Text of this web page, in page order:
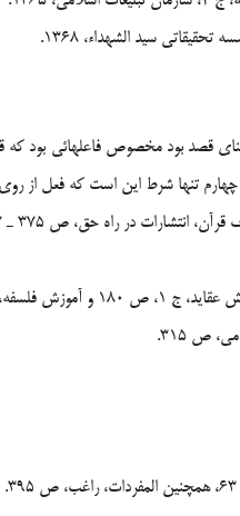
قصد بود مخصوص فاعلهائي بود
چهارم تنها شرط اين است كه فعل از